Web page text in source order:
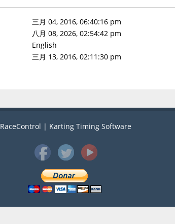
三月 04, 2016, 06:40:16 pm
八月 08, 2026, 02:54:42 pm
English
三月 13, 2016, 02:11:30 pm
RaceControl | Karting Timing Software